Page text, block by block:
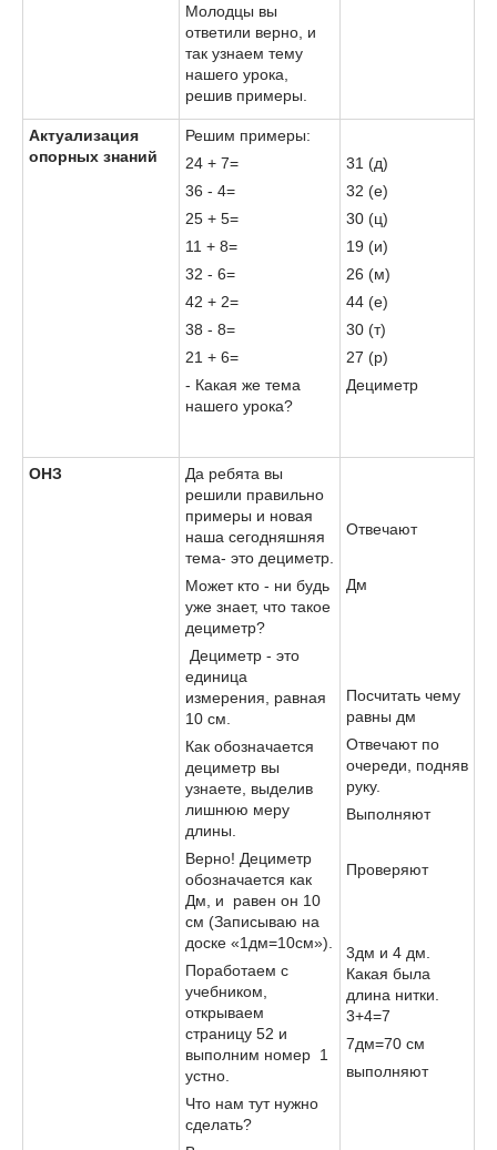
Молодцы вы
ответили верно, и
так узнаем тему
нашего урока,
решив примеры.
Актуализация
опорных знаний
Решим примеры:
24 + 7=
36 - 4=
25 + 5=
11 + 8=
32 - 6=
42 + 2=
38 - 8=
21 + 6=
- Какая же тема
нашего урока?
31 (д)
32 (е)
30 (ц)
19 (и)
26 (м)
44 (е)
30 (т)
27 (р)
Дециметр
ОНЗ
Да ребята вы
решили правильно
примеры и новая
наша сегодняшняя
тема- это дециметр.
Может кто - ни будь
уже знает, что такое
дециметр?
Дециметр - это
единица
измерения, равная
10 см.
Как обозначается
дециметр вы
узнаете, выделив
лишнюю меру
длины.
Верно! Дециметр
обозначается как
Дм, и равен он 10
см (Записываю на
доске «1дм=10см»).
Поработаем с
учебником,
открываем
страницу 52 и
выполним номер 1
устно.
Что нам тут нужно
сделать?
Отвечают
Дм
Посчитать чему
равны дм
Отвечают по
очереди, подняв
руку.
Выполняют
Проверяют
3дм и 4 дм.
Какая была
длина нитки.
3+4=7
7дм=70 см
выполняют